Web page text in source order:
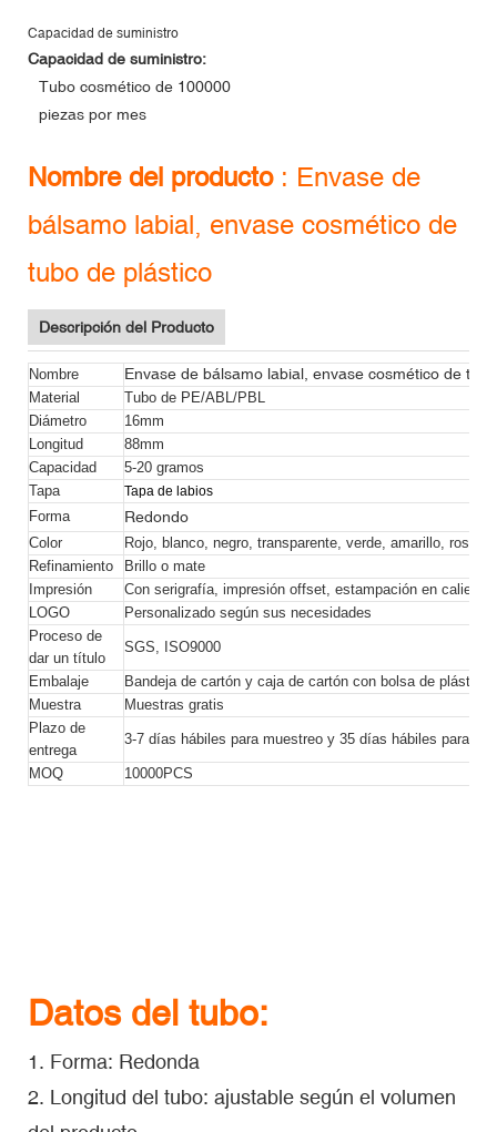
Capacidad de suministro
Capacidad de suministro:
Tubo cosmético de 100000
piezas por mes
Nombre del producto : Envase de
bálsamo labial, envase cosmético de
tubo de plástico
Descripción del Producto
Nombre Envase de bálsamo labial, envase cosmético de
Material
Tubo de PE/ABL/PBL
Diámetro
16mm
Longitud
88mm
Capacidad
5-20 gramos
Tapa
Tapa de labios
Forma
Redondo
Color
Rojo, blanco, negro, transparente, verde, amarillo, rosa,
Refinamiento
Brillo o mate
Impresión
Con serigrafía, impresión offset, estampación en caliente.
LOGO
Personalizado según sus necesidades
Proceso de
dar un título
SGS, ISO9000
Embalaje
Bandeja de cartón y caja de cartón con bolsa de plástico
Muestra
Muestras gratis
Plazo de
entrega
3-7 días hábiles para muestreo y 35 días hábiles para
MOQ 10000PCS
Datos del tubo:
1. Forma: Redonda
2. Longitud del tubo: ajustable según el volumen